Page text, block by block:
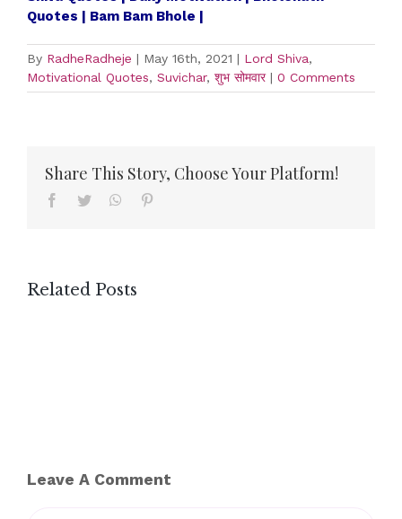
Quotes | Bam Bam Bhole |
By RadheRadheje | May 16th, 2021 | Lord Shiva,
Motivational Quotes, Suvichar, शुभ सोमवार | 0 Comments
Share This Story, Choose Your Platform!
Facebook
Twitter WhatsApp
Related Posts
Leave A Comment